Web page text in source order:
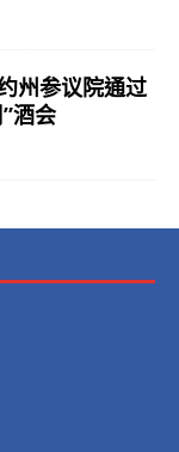
州参议院通过
酒会